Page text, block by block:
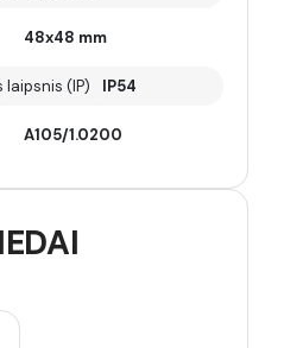
48x48 mm
(IP) IP54
A105/1.0200